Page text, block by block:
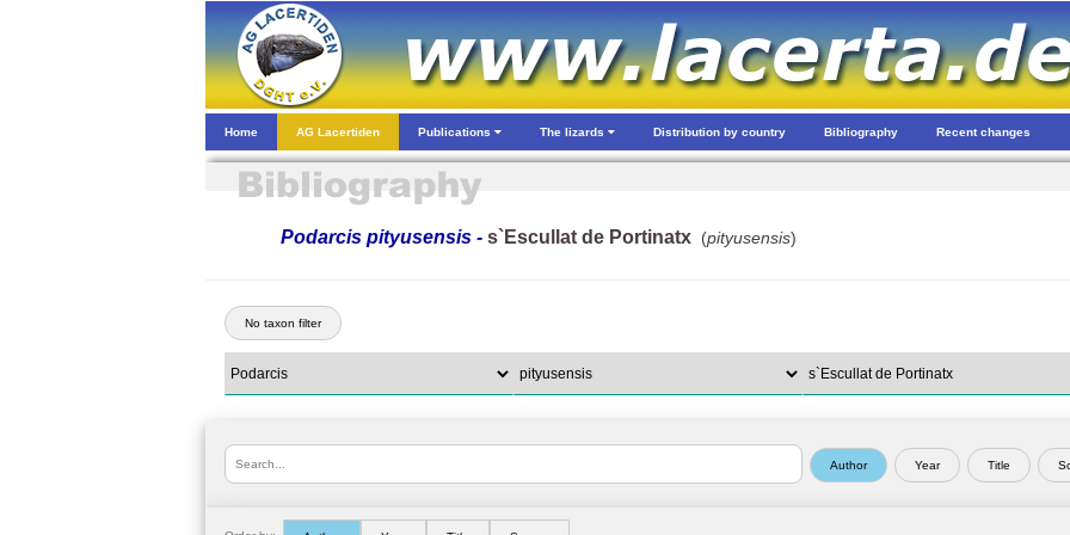
Home AG Lacertiden Publications The lizards Distribution by country Bibliography Recent changes
Podarcis pityusensis - s`Escullat de Portinatx (pityusensis)
No taxon filter